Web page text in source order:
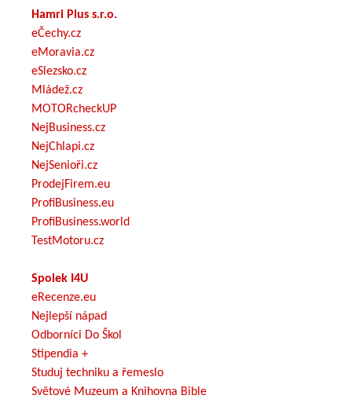
Hamri Plus s.r.o.
eČechy.cz
eMoravia.cz
eSlezsko.cz
Mládež.cz
MOTORcheckUP
NejBusiness.cz
NejChlapi.cz
NejSenioři.cz
ProdejFirem.eu
ProfiBusiness.eu
ProfiBusiness.world
TestMotoru.cz
Spolek I4U
eRecenze.eu
Nejlepší nápad
Odborníci Do Škol
Stipendia +
Studuj techniku a řemeslo
Světové Muzeum a Knihovna Bible